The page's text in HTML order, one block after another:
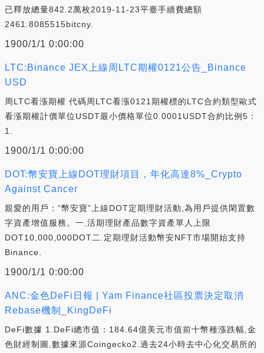
已釋放總量842.2萬枚2019-11-23平臺手續費總額
2461.8085515bitcny.
1900/1/1 0:00:00
LTC:Binance JEX上線周LTC期權0121公告_Binance
USD
周LTC看漲期權 代碼周LTC看漲0121期權標的LTC合約類型歐式
看漲期權計價單位USDT最小價格單位0.0001USDT合約比例5：
1.
1900/1/1 0:00:00
DOT:幣安寶上線DOT理財項目，年化高達8%_Crypto
Against Cancer
親愛的用戶：“幣安寶”上線DOT定期理財活動,為用戶提供閑置數
字資產增值服務。一.活期理財產品數字資產單人上限
DOT10,000,000DOT二.定期理財活動幣安NFT市場開始支持
Binance.
1900/1/1 0:00:00
ANC:金色DeFi日報 | Yam Finance社區投票決定取消
Rebase機制_KingDeFi
DeFi數據 1.DeFi總市值：184.64億美元市值前十幣種漲跌幅,金
色財經制圖,數據來源Coingecko2.過去24小時去中心化交易所的